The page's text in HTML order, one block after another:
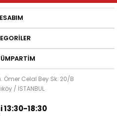
Ömer Celal Bey Sk. 20/B
/ İSTANBUL
18:30